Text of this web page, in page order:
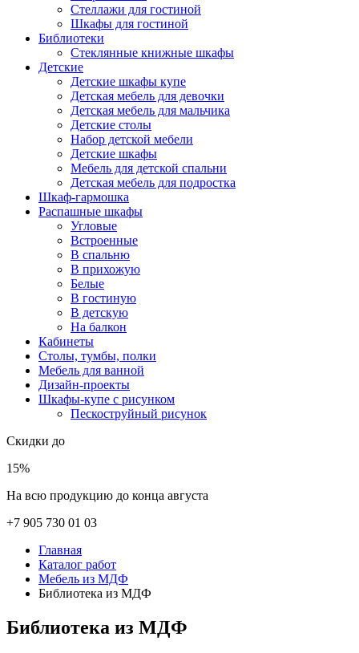
Стеллажи для гостиной
Шкафы для гостиной
Библиотеки
Стеклянные книжные шкафы
Детские
Детские шкафы купе
Детская мебель для девочки
Детская мебель для мальчика
Детские столы
Набор детской мебели
Детские шкафы
Мебель для детской спальни
Детская мебель для подростка
Шкаф-гармошка
Распашные шкафы
Угловые
Встроенные
В спальню
В прихожую
Белые
В гостиную
В детскую
На балкон
Кабинеты
Столы, тумбы, полки
Мебель для ванной
Дизайн-проекты
Шкафы-купе с рисунком
Пескоструйный рисунок
Скидки до
15%
На всю продукцию до конца августа
+7 905 730 01 03
Главная
Каталог работ
Мебель из МДФ
Библиотека из МДФ
Библиотека из МДФ